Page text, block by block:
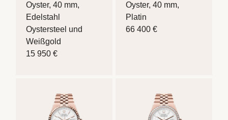
Oyster, 40 mm,
Edelstahl
Oystersteel und
Weißgold
15 950 €
Oyster, 40 mm,
Platin
66 400 €